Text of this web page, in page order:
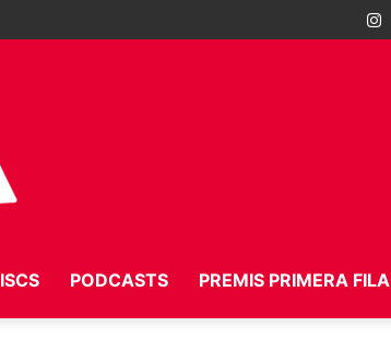
PODCASTS PREMIS PRIMERA FILA